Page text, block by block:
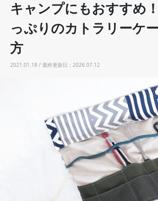
キャンプにもおすすめ
っぷりのカトラリーケ
方
2021.01.18 / 最終更新日：2026.07.12